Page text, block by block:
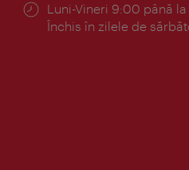
Program:
Luni-Vineri 9:00 până la
Închis în zilele de